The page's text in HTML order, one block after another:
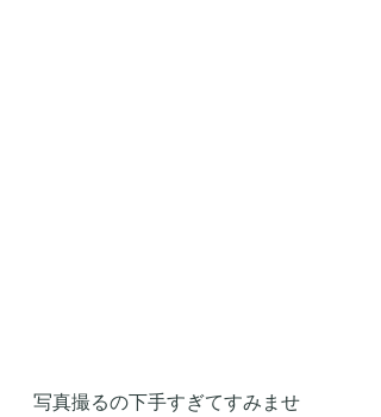
写真撮るの下手すぎてすみませ